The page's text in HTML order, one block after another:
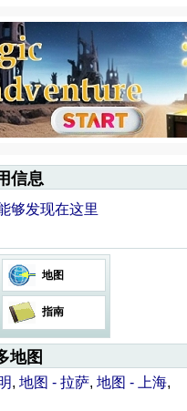
信息
够发现在这里
地图
指南
地图
, 地图 - 拉萨, 地图 - 上海,